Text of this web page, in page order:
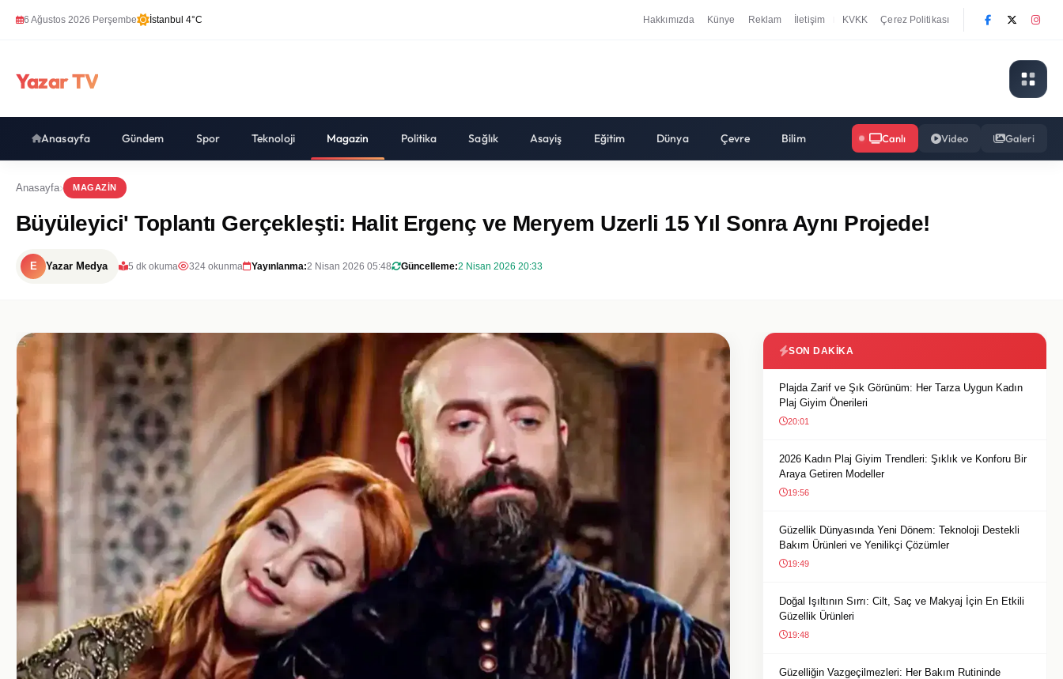
6 Ağustos 2026 Perşembe İstanbul 4°C Hakkımızda Künye Reklam İletişim KVKK Çerez Politikası
Yazar TV
Anasayfa Gündem Spor Teknoloji Magazin Politika Sağlık Asayiş Eğitim Dünya Çevre Bilim Canlı Video Galeri
Anasayfa MAGAZIN
Büyüleyici' Toplantı Gerçekleşti: Halit Ergenç ve Meryem Uzerli 15 Yıl Sonra Aynı Projede!
E Yazar Medya 5 dk okuma 324 okunma Yayınlanma:2 Nisan 2026 05:48 Güncelleme:2 Nisan 2026 20:33
SON DAKIKA
Plajda Zarif ve Şık Görünüm: Her Tarza Uygun Kadın
Plaj Giyim Önerileri
20:01
2026 Kadın Plaj Giyim Trendleri: Şıklık ve Konforu Bir
Araya Getiren Modeller
19:56
Güzellik Dünyasında Yeni Dönem: Teknoloji Destekli
Bakım Ürünleri ve Yenilikçi Çözümler
19:49
Doğal Işıltının Sırrı: Cilt, Saç ve Makyaj İçin En Etkili
Güzellik Ürünleri
19:48
Güzelliğin Vazgeçilmezleri: Her Bakım Rutininde